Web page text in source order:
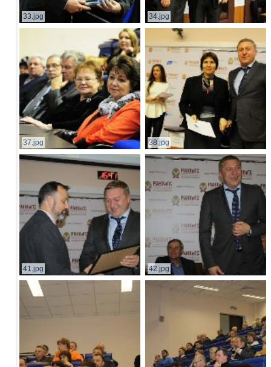
33.jpg 34.jpg
37.jpg 38.jpg
41.jpg 42.jpg